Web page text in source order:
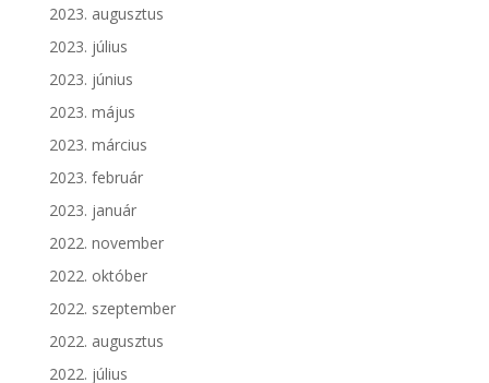
2023. augusztus
2023. július
2023. június
2023. május
2023. március
2023. február
2023. január
2022. november
2022. október
2022. szeptember
2022. augusztus
2022. július